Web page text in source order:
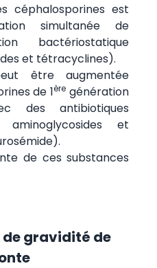
céphalosporines est
simultanée de
bactériostatique
et tétracyclines).
être augmentée
de 1ère génération
des antibiotiques
aminoglycosides et
de ces substances
gravidité de